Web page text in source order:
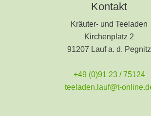
Kontakt
Kräuter- und Teeladen
Kirchenplatz 2
91207 Lauf a. d. Pegnitz
+49 (0)91 23 / 75124
teeladen.lauf@t-